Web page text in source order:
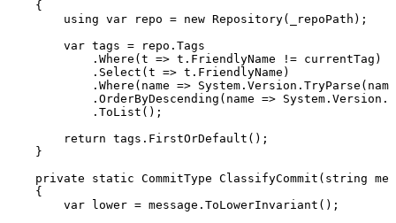
    {
        using
var repo = new Repository(_repoPath);
        var
tags = repo . Tags
            .
Where (t => t . FriendlyName != currentTag)
            .
Select (t => t . FriendlyName )
            .
Where (name => System . Version . TryParse ( name
            .
OrderByDescending (name => System . Version .
            .
ToList ();
        return
tags . FirstOrDefault ();
    }
    private
static CommitType ClassifyCommit ( string
    {
        var
lower = message . ToLowerInvariant ();